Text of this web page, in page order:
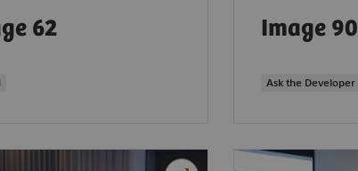
62 Image 90
Ask the Developer